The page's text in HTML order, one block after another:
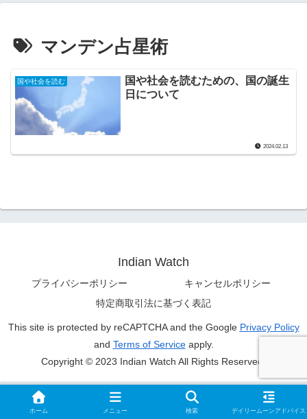
マンデン占星術
国や社会を読む
国や社会を読むための、国の誕生
日について
2024.02.13
Indian Watch
プライバシーポリシー
キャンセルポリシー
特定商取引法に基づく表記
This site is protected by reCAPTCHA and the Google Privacy Policy
and Terms of Serviceapply.
Copyright © 2023 Indian Watch All Rights Reserved.
ホーム メニュー 検索 デイリームーンアドバイス